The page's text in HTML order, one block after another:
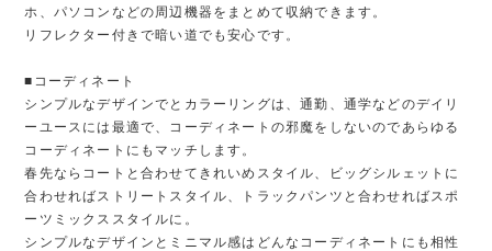
ホ、パソコンなどの周辺機器をまとめて収納できます。
リフレクター付きで暗い道でも安心です。
■コーディネート
シンプルなデザインでとカラーリングは、通勤、通学などのデイリ
ーユースには最適で、コーディネートの邪魔をしないのであらゆる
コーディネートにもマッチします。
春先ならコートと合わせてきれいめスタイル、ビッグシルェットに
合わせればストリートスタイル、トラックパンツと合わせればスポ
ーツミックススタイルに。
シンプルなデザインとミニマル感はどんなコーディネートにも相性